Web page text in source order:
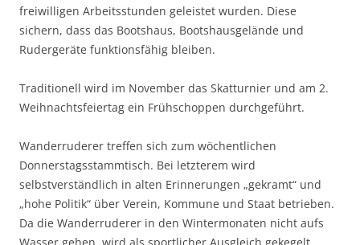
freiwilligen Arbeitsstunden geleistet wurden. Diese
sichern, dass das Bootshaus, Bootshausgelände und
Rudergeräte funktionsfähig bleiben.
Traditionell wird im November das Skatturnier und am 2.
Weihnachtsfeiertag ein Frühschoppen durchgeführt.
Wanderruderer treffen sich zum wöchentlichen
Donnerstagsstammtisch. Bei letzterem wird
selbstverständlich in alten Erinnerungen „gekramt“ und
„hohe Politik“ über Verein, Kommune und Staat betrieben.
Da die Wanderruderer in den Wintermonaten nicht aufs